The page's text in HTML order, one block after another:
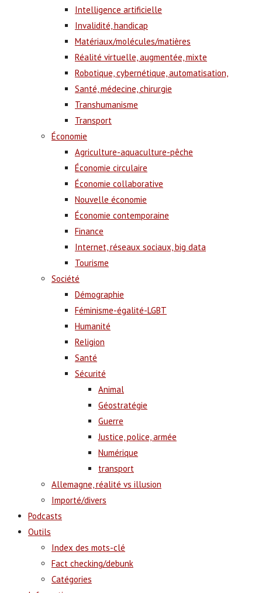
Intelligence artificielle
Invalidité, handicap
Matériaux/molécules/matières
Réalité virtuelle, augmentée, mixte
Robotique, cybernétique, automatisation,
Santé, médecine, chirurgie
Transhumanisme
Transport
Économie
Agriculture-aquaculture-pêche
Économie circulaire
Économie collaborative
Nouvelle économie
Économie contemporaine
Finance
Internet, réseaux sociaux, big data
Tourisme
Société
Démographie
Féminisme-égalité-LGBT
Humanité
Religion
Santé
Sécurité
Animal
Géostratégie
Guerre
Justice, police, armée
Numérique
transport
Allemagne, réalité vs illusion
Importé/divers
Podcasts
Outils
Index des mots-clé
Fact checking/debunk
Catégories